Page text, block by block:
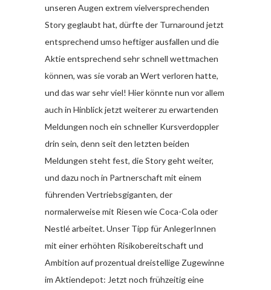
unseren Augen extrem vielversprechenden
Story geglaubt hat, dürfte der Turnaround jetzt
entsprechend umso heftiger ausfallen und die
Aktie entsprechend sehr schnell wettmachen
können, was sie vorab an Wert verloren hatte,
und das war sehr viel! Hier könnte nun vor allem
auch in Hinblick jetzt weiterer zu erwartenden
Meldungen noch ein schneller Kursverdoppler
drin sein, denn seit den letzten beiden
Meldungen steht fest, die Story geht weiter,
und dazu noch in Partnerschaft mit einem
führenden Vertriebsgiganten, der
normalerweise mit Riesen wie Coca-Cola oder
Nestlé arbeitet. Unser Tipp für AnlegerInnen
mit einer erhöhten Risikobereitschaft und
Ambition auf prozentual dreistellige Zugewinne
im Aktiendepot: Jetzt noch frühzeitig eine